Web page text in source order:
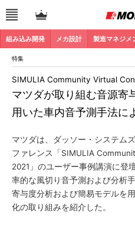
組み込み開発 メカ設計 製造マネジメ
特集
マツダが取り組む音源寄
用いた車内音予測手法に
SIMULIA Community Virtual
マツダは、ダッソー・システム
ファレンス「SIMULIA
2021」のユーザー事例講演に登
率的な風切り音予測および分析
寄与度分析および簡易モデルを
化の取り組みを紹介した。